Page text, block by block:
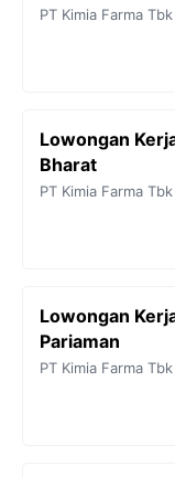
PT Kimia Farma Tbk
Lowongan
Bharat
PT Kimia Farma Tbk
Lowongan
Pariaman
PT Kimia Farma Tbk